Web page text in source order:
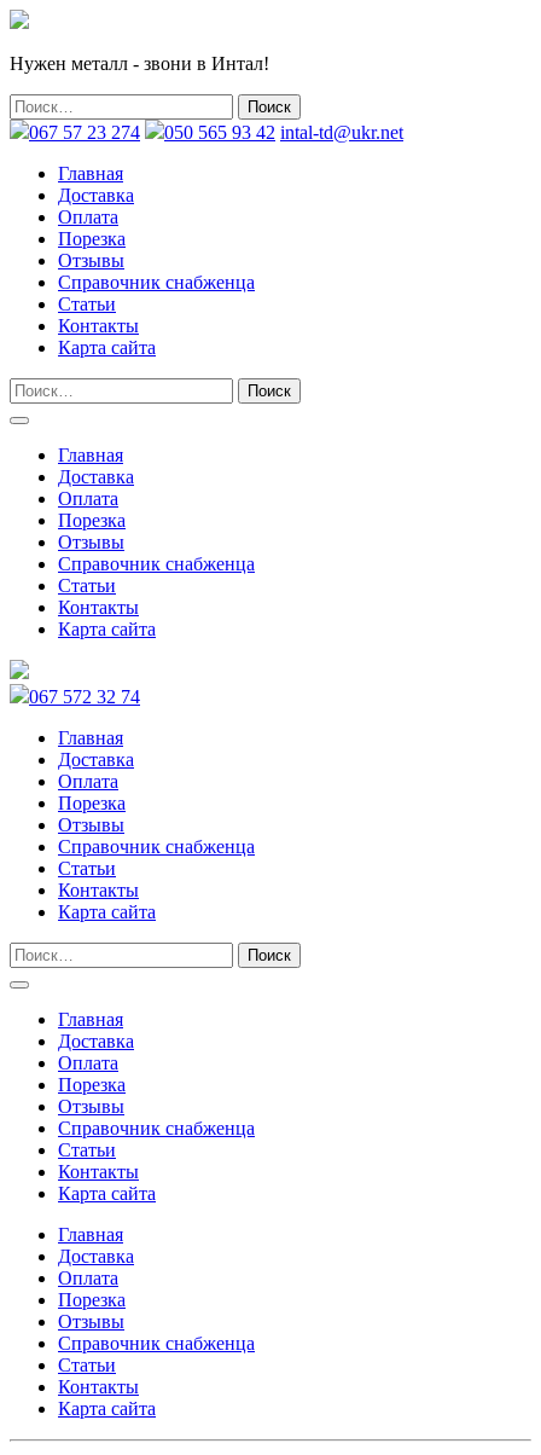
Нужен металл - звони в Интал!
067 57 23 274 050 565 93 42 intal-td@ukr.net
Главная
Доставка
Оплата
Порезка
Отзывы
Справочник снабженца
Статьи
Контакты
Карта сайта
Главная
Доставка
Оплата
Порезка
Отзывы
Справочник снабженца
Статьи
Контакты
Карта сайта
067 572 32 74
Главная
Доставка
Оплата
Порезка
Отзывы
Справочник снабженца
Статьи
Контакты
Карта сайта
Главная
Доставка
Оплата
Порезка
Отзывы
Справочник снабженца
Статьи
Контакты
Карта сайта
Главная
Доставка
Оплата
Порезка
Отзывы
Справочник снабженца
Статьи
Контакты
Карта сайта